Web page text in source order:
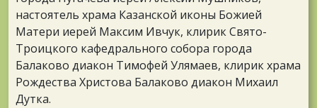
настоятель храма Казанской иконы Божией
Матери иерей Максим Ивчук, клирик Свято-
Троицкого кафедрального собора города
Балаково диакон Тимофей Улямаев, клирик храма
Рождества Христова Балаково диакон Михаил
Дутка.